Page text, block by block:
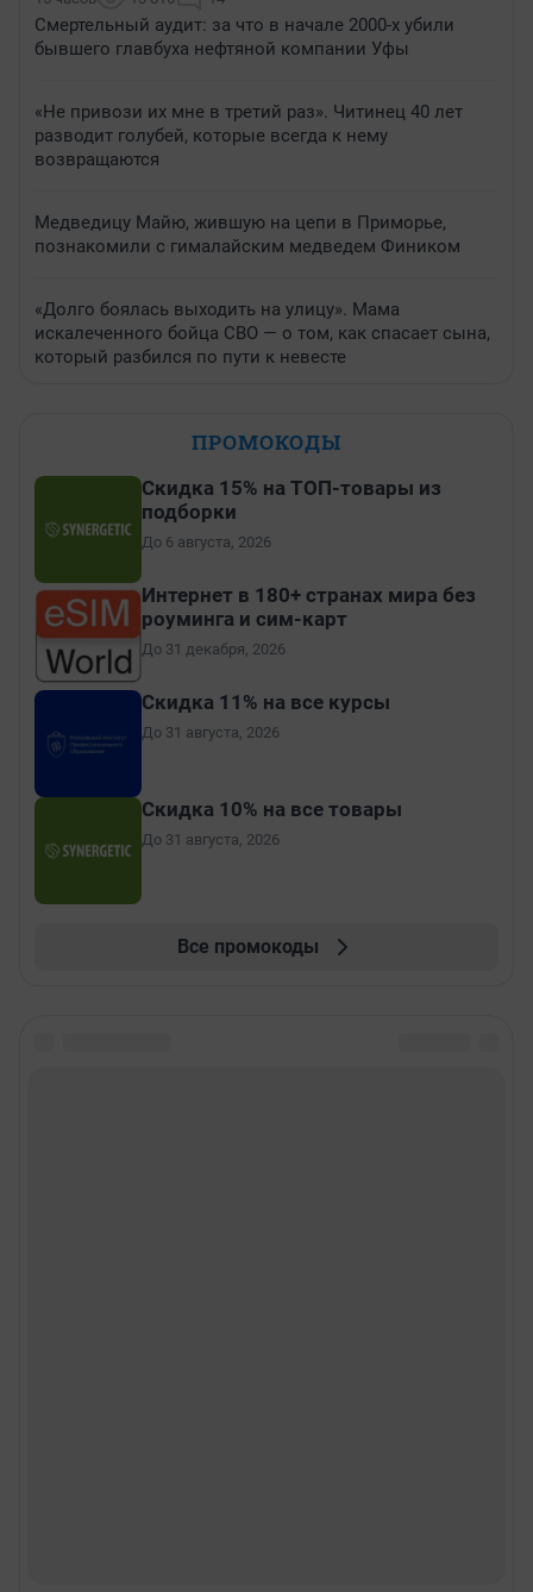
Смертельный аудит: за что в начале 2000-х убили
бывшего главбуха нефтяной компании Уфы
«Не привози их мне в третий раз». Читинец 40 лет
разводит голубей, которые всегда к нему
возвращаются
Медведицу Майю, жившую на цепи в Приморье,
познакомили с гималайским медведем Фиником
«Долго боялась выходить на улицу». Мама
искалеченного бойца СВО — о том, как спасает сына,
который разбился по пути к невесте
ПРОМОКОДЫ
Скидка 15% на ТОП-товары из
подборки
До 6 августа, 2026
Интернет в 180+ странах мира без
роуминга и сим-карт
До 31 декабря, 2026
Скидка 11% на все курсы
До 31 августа, 2026
Скидка 10% на все товары
До 31 августа, 2026
Все промокоды